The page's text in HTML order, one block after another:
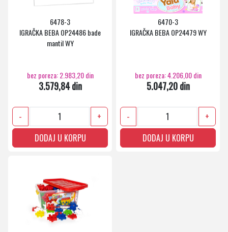
6478-3
IGRAČKA BEBA OP24486 bade
mantil WY
bez poreza: 2.983,20 din
3.579,84 din
-
+
DODAJ U KORPU
6470-3
IGRAČKA BEBA OP24479 WY
bez poreza: 4.206,00 din
5.047,20 din
-
+
DODAJ U KORPU